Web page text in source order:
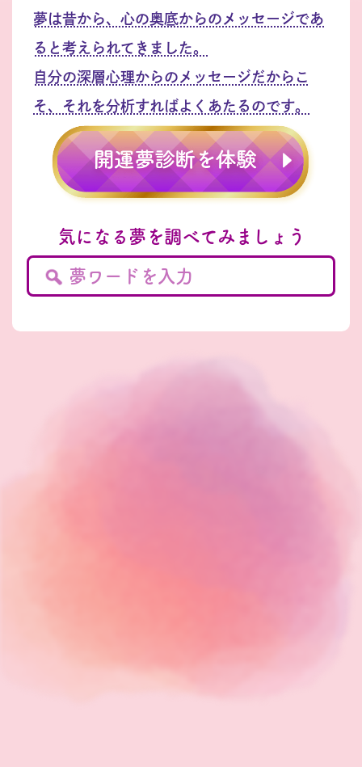
夢は昔から、心の奥底からのメッセージであ
ると考えられてきました。
自分の深層心理からのメッセージだからこ
そ、それを分析すればよくあたるのです。
気になる夢を調べてみましょう